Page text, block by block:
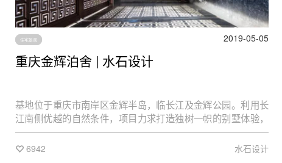
住宅景观 2019-05-05
重庆金辉泊舍 | 水石设计
基地位于重庆市南岸区金辉半岛，临长江及金辉公园。利用长
江南侧优越的自然条件，项目力求打造独树一帜的别墅体验，
强调与自然的和谐共生，意在打造山水宜居新格局，将生活融
入景观。
6942 水石设计